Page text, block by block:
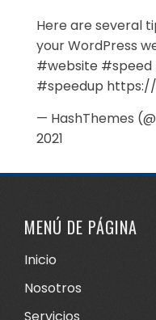
Here are several
your WordPress
#website #speed
#speedup https://
— HashThemes
2021
MENÚ DE PÁGINA
Inicio
Nosotros
Servicios